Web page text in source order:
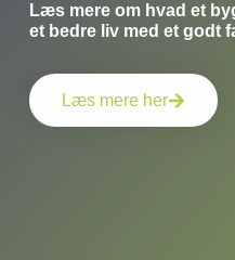
Læs mere om hvad et
et bedre liv med et godt
Læs mere her